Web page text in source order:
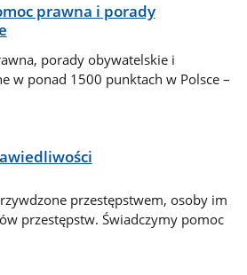
prawna i porady
porady obywatelskie i
w ponad 1500 punktach w Polsce –
przestępstwem, osoby im
przestępstw. Świadczymy pomoc